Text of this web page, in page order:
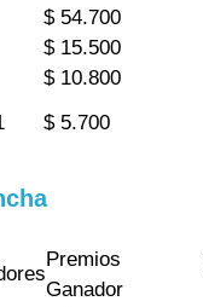
$ 54.700
$ 15.500
$ 10.800
$ 5.700
Premios
Ganador